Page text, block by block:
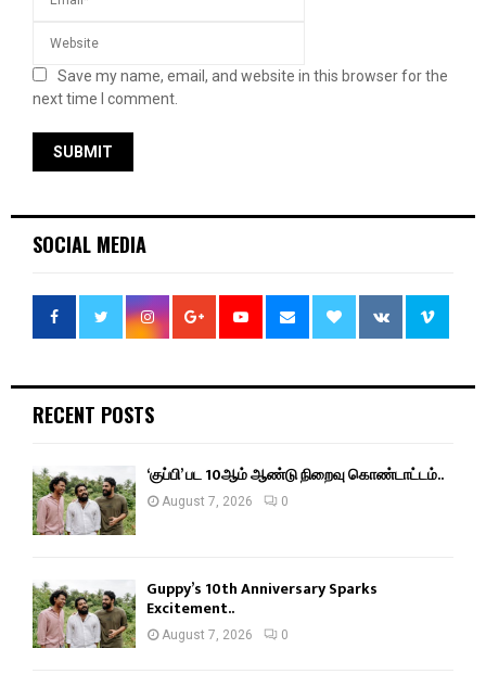
Save my name, email, and website in this browser for the
next time I comment.
SOCIAL MEDIA
RECENT POSTS
‘குப்பி’ பட 10ஆம் ஆண்டு நிறைவு கொண்டாட்டம்..
August 7, 2026 0
Guppy’s 10th Anniversary Sparks
Excitement..
August 7, 2026 0